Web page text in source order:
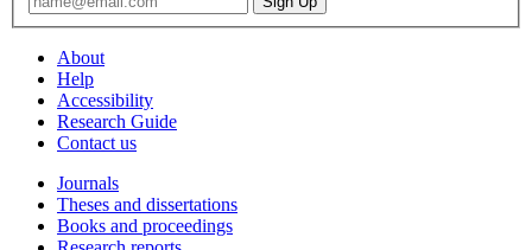
About
Help
Accessibility
Research Guide
Contact us
Journals
Theses and dissertations
Books and proceedings